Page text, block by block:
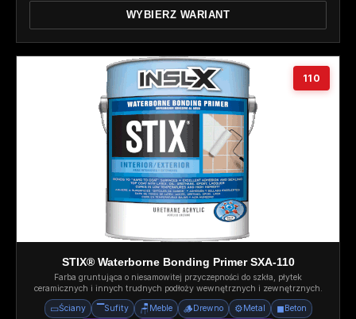
WYBIERZ WARIANT
110
STIX® Waterborne Bonding Primer SXA-110
Farba gruntująca o niesamowitej przyczepności do szkła, płytek
ceramicznych i innych trudnych podłoży wewnętrznych i zewnętrznych.
▭Ściany ▔Sufity 🪑 Meble 🪵Drewno ⚙️Metal ◼Beton